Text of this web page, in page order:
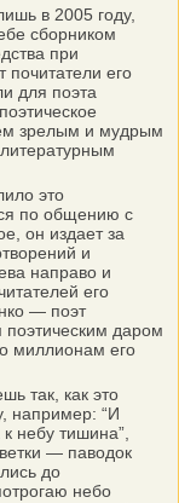
в 2005 году,
сборником
при
почитатели его
для поэта
зрелым и мудрым
это
по общению с
он издает за
и
направо и
его
— поэт
даром
миллионам его
так, как это
например: “И
небу тишина”,
ветки — паводок
до
небо